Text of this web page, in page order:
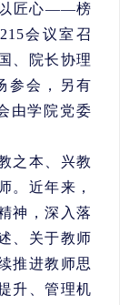
以匠心——榜
会议室召
、院长协理
参会，另有
由学院党委
之本、兴教
。近年来，
神，深入落
、关于教师
推进教师思
升、管理机